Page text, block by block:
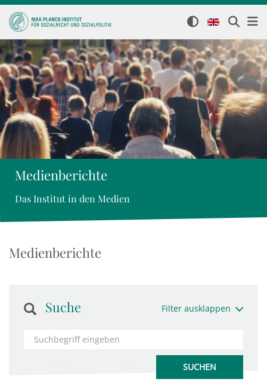
Medienberichte
Das Institut in den Medien
Medienberichte
Suche Filter ausklappen